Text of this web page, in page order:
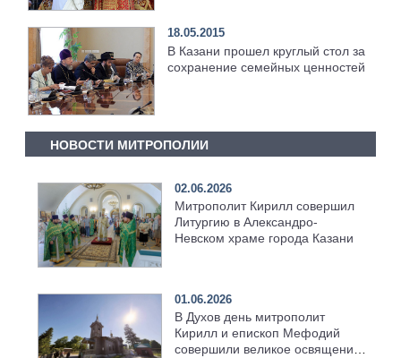
18.05.2015
В Казани прошел круглый стол за
сохранение семейных ценностей
НОВОСТИ МИТРОПОЛИИ
02.06.2026
Митрополит Кирилл совершил
Литургию в Александро-
Невском храме города Казани
01.06.2026
В Духов день митрополит
Кирилл и епископ Мефодий
совершили великое освящение